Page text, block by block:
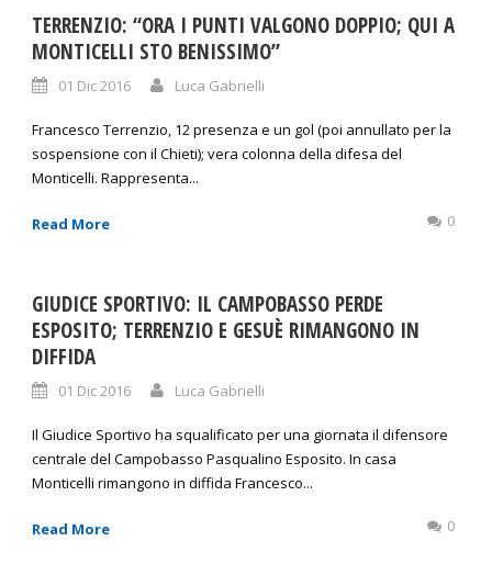
TERRENZIO: “ORA I PUNTI VALGONO DOPPIO; QUI A
MONTICELLI STO BENISSIMO”
01 Dic 2016 Luca Gabrielli
Francesco Terrenzio, 12 presenza e un gol (poi annullato per la
sospensione con il Chieti); vera colonna della difesa del
Monticelli. Rappresenta...
Read More 0
GIUDICE SPORTIVO: IL CAMPOBASSO PERDE
ESPOSITO; TERRENZIO E GESUÈ RIMANGONO IN
DIFFIDA
01 Dic 2016 Luca Gabrielli
Il Giudice Sportivo ha squalificato per una giornata il difensore
centrale del Campobasso Pasqualino Esposito. In casa
Monticelli rimangono in diffida Francesco...
Read More 0